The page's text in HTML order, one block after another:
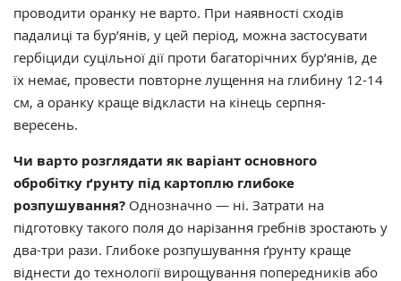
проводити оранку не варто. При наявності сходів
падалиці та бур’янів, у цей період, можна застосувати
гербіциди суцільної дії проти багаторічних бур’янів, де
їх немає, провести повторне лущення на глибину 12-14
см, а оранку краще відкласти на кінець серпня-
вересень.
Чи варто розглядати як варіант основного
обробітку ґрунту під картоплю глибоке
розпушування? Однозначно — ні. Затрати на
підготовку такого поля до нарізання гребнів зростають у
два-три рази. Глибоке розпушування ґрунту краще
віднести до технології вирощування попередників або